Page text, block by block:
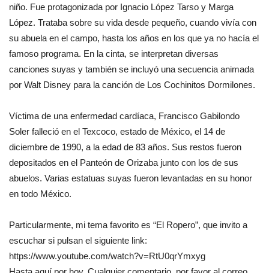
niño. Fue protagonizada por Ignacio López Tarso y Marga
López. Trataba sobre su vida desde pequeño, cuando vivía con
su abuela en el campo, hasta los años en los que ya no hacía el
famoso programa. En la cinta, se interpretan diversas
canciones suyas y también se incluyó una secuencia animada
por Walt Disney para la canción de Los Cochinitos Dormilones.
Víctima de una enfermedad cardíaca, Francisco Gabilondo
Soler falleció en el Texcoco, estado de México, el 14 de
diciembre de 1990, a la edad de 83 años. Sus restos fueron
depositados en el Panteón de Orizaba junto con los de sus
abuelos. Varias estatuas suyas fueron levantadas en su honor
en todo México.
Particularmente, mi tema favorito es “El Ropero”, que invito a
escuchar si pulsan el siguiente link:
https://www.youtube.com/watch?v=RtU0qrYmxyg